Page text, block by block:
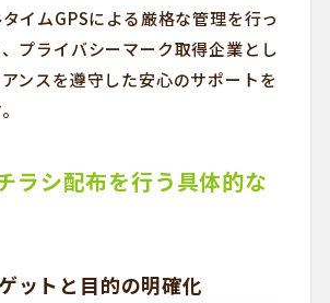
イムGPSによる厳格な管理を行っ
プライバシーマーク取得企業とし
ンスを遵守した安心のサポートを
ラシ配布を行う具体的な
ットと目的の明確化